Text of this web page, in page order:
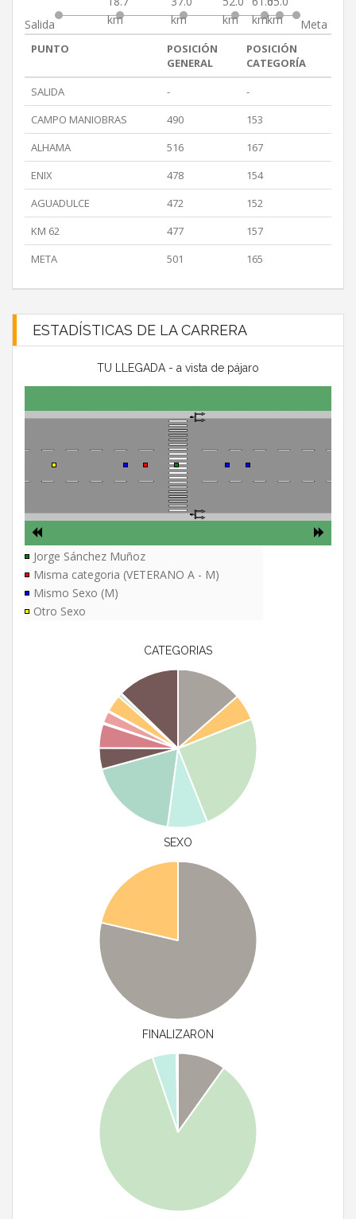
Salida
km
km
km
kmkm
Meta
PUNTO
POSICIÓN
GENERAL
POSICIÓN
CATEGORÍA
SALIDA
-
-
CAMPO MANIOBRAS
490
153
ALHAMA
516
167
ENIX
478
154
AGUADULCE
472
152
KM 62
477
157
META
501 165
ESTADÍSTICAS DE LA CARRERA
TU LLEGADA - a vista de pájaro
Jorge Sánchez Muñoz
Misma categoria (VETERANO A - M)
Mismo Sexo (M)
Otro Sexo
CATEGORIAS
SEXO
FINALIZARON